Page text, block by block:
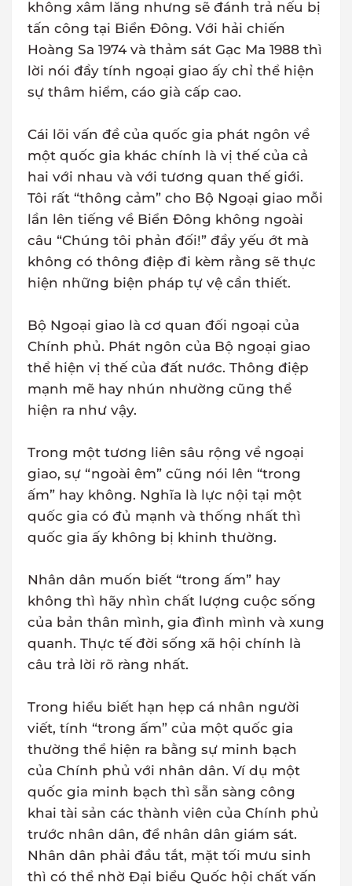
không xâm lăng nhưng sẽ đánh trả nếu bị
tấn công tại Biển Đông. Với hải chiến
Hoàng Sa 1974 và thảm sát Gạc Ma 1988 thì
lời nói đầy tính ngoại giao ấy chỉ thể hiện
sự thâm hiểm, cáo già cấp cao.
Cái lõi vấn đề của quốc gia phát ngôn về
một quốc gia khác chính là vị thế của cả
hai với nhau và với tương quan thế giới.
Tôi rất “thông cảm” cho Bộ Ngoại giao mỗi
lần lên tiếng về Biển Đông không ngoài
câu “Chúng tôi phản đối!” đầy yếu ớt mà
không có thông điệp đi kèm rằng sẽ thực
hiện những biện pháp tự vệ cần thiết.
Bộ Ngoại giao là cơ quan đối ngoại của
Chính phủ. Phát ngôn của Bộ ngoại giao
thể hiện vị thế của đất nước. Thông điệp
mạnh mẽ hay nhún nhường cũng thể
hiện ra như vậy.
Trong một tương liên sâu rộng về ngoại
giao, sự “ngoài êm” cũng nói lên “trong
ấm” hay không. Nghĩa là lực nội tại một
quốc gia có đủ mạnh và thống nhất thì
quốc gia ấy không bị khinh thường.
Nhân dân muốn biết “trong ấm” hay
không thì hãy nhìn chất lượng cuộc sống
của bản thân mình, gia đình mình và xung
quanh. Thực tế đời sống xã hội chính là
câu trả lời rõ ràng nhất.
Trong hiểu biết hạn hẹp cá nhân người
viết, tính “trong ấm” của một quốc gia
thường thể hiện ra bằng sự minh bạch
của Chính phủ với nhân dân. Ví dụ một
quốc gia minh bạch thì sẵn sàng công
khai tài sản các thành viên của Chính phủ
trước nhân dân, để nhân dân giám sát.
Nhân dân phải đầu tắt, mặt tối mưu sinh
thì có thể nhờ Đại biểu Quốc hội chất vấn